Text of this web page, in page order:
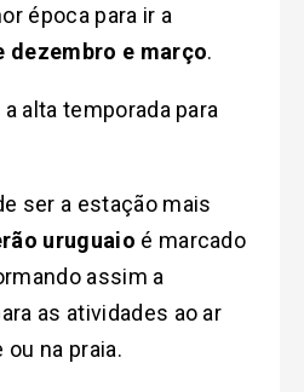
época para ir a
dezembro e março.
alta temporada para
ser a estação mais
uruguaio é marcado
assim a
as atividades ao ar
ou na praia.